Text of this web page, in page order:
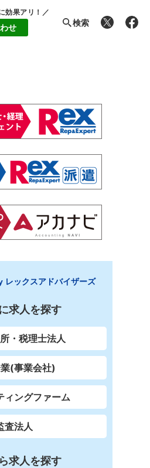
効果アリ！／
せ 検索
レックスアドバイザーズ
求人を探す
・税理士法人
(事業会社)
ィングファーム
査法人
求人を探す